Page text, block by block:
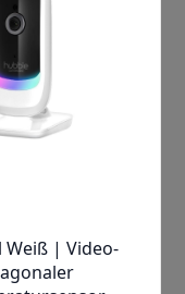
Leifheit
Lenovo
Levoit